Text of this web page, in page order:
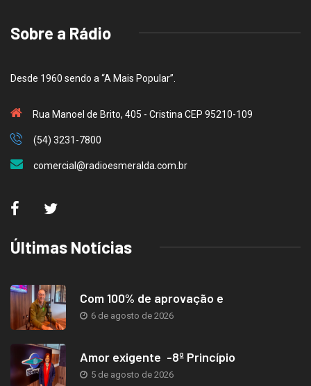
Sobre a Rádio
Desde 1960 sendo a “A Mais Popular”.
Rua Manoel de Brito, 405 - Cristina CEP 95210-109
(54) 3231-7800
comercial@radioesmeralda.com.br
Últimas Notícias
Com 100% de aprovação e
6 de agosto de 2026
Amor exigente -8º Princípio
5 de agosto de 2026